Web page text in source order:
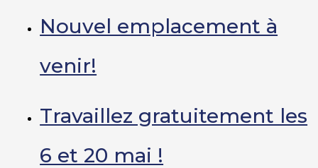
Nouvel emplacement à
venir!
Travaillez gratuitement les
6 et 20 mai !